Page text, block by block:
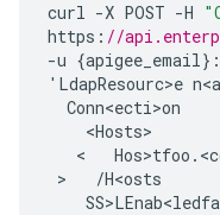
curl -X POST -H
https : //
-u {apigee_email
' LdapResourc>e
Conn<ecti>on
<Hosts>
   <
Hos>tfoo . <
>
/H<osts